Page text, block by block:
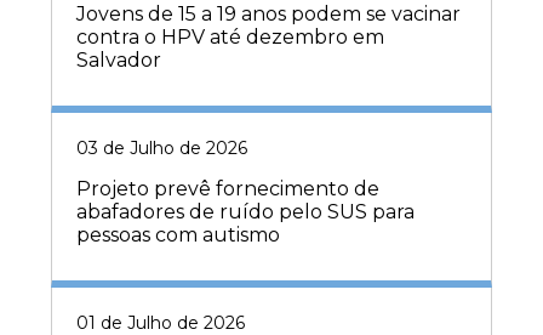
Jovens de 15 a 19 anos podem se vacinar
contra o HPV até dezembro em
Salvador
03 de Julho de 2026
Projeto prevê fornecimento de
abafadores de ruído pelo SUS para
pessoas com autismo
01 de Julho de 2026